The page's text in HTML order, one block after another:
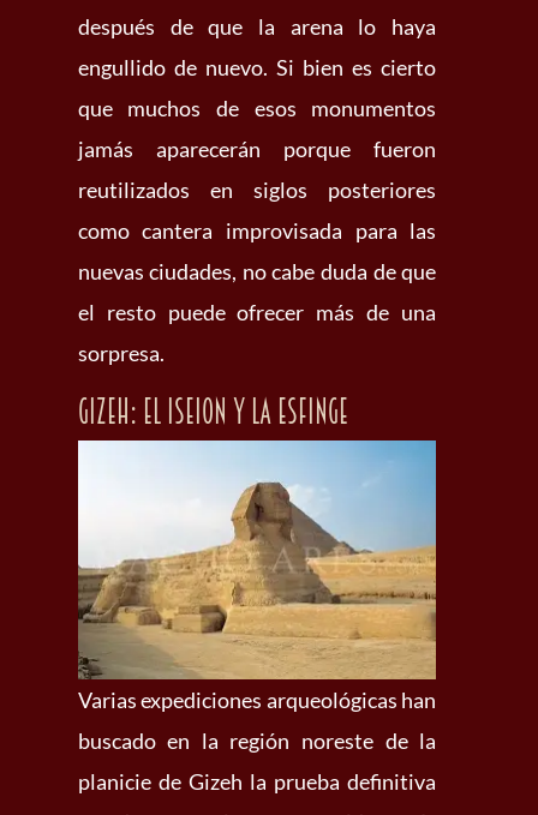
después de que la arena lo haya
engullido de nuevo. Si bien es cierto
que muchos de esos monumentos
jamás aparecerán porque fueron
reutilizados en siglos posteriores
como cantera improvisada para las
nuevas ciudades, no cabe duda de que
el resto puede ofrecer más de una
sorpresa.
Gizeh: el iseion y la Esfinge
Varias expediciones arqueológicas han
buscado en la región noreste de la
planicie de Gizeh la prueba definitiva